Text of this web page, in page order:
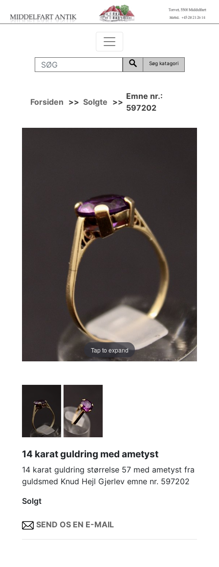
Søg katagori
Forsiden >> Solgte >>
Emne nr.:
597202
Tap to expand
14 karat guldring med ametyst
14 karat guldring størrelse 57 med ametyst fra
guldsmed Knud Hejl Gjerlev emne nr. 597202
Solgt
SEND OS EN E-MAIL